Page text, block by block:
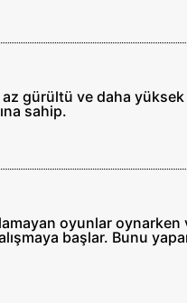
gürültü ve daha
sahip.
oyunlar
başlar. Bunu